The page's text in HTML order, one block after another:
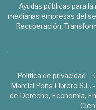
Ayudas públicas para
medianas empresas del
Recuperación,
Política de privacidad
Marcial Pons Librero S.L.
de Derecho, Economía,